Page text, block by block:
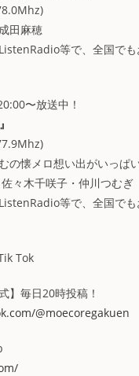
田麻穂
等で、全国でも
〜放送中！
の懐メロ想い出がいっぱ
々木千咲子・仲川つむぎ
等で、全国でも
Tok
】毎日20時投稿！
@moecoregakuen